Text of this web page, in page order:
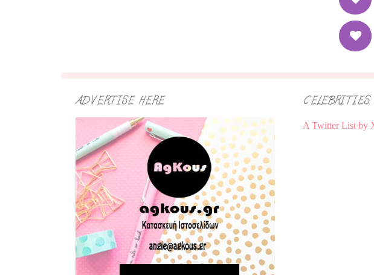
ADVERTISE HERE
A Twitter List by